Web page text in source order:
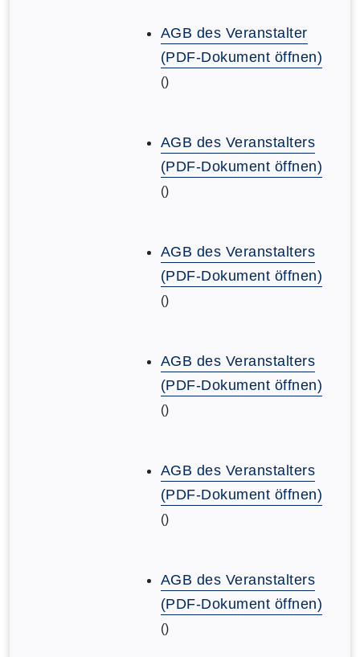
AGB des Veranstalter
(PDF-Dokument öffnen)
()
AGB des Veranstalters
(PDF-Dokument öffnen)
()
AGB des Veranstalters
(PDF-Dokument öffnen)
()
AGB des Veranstalters
(PDF-Dokument öffnen)
()
AGB des Veranstalters
(PDF-Dokument öffnen)
()
AGB des Veranstalters
(PDF-Dokument öffnen)
()